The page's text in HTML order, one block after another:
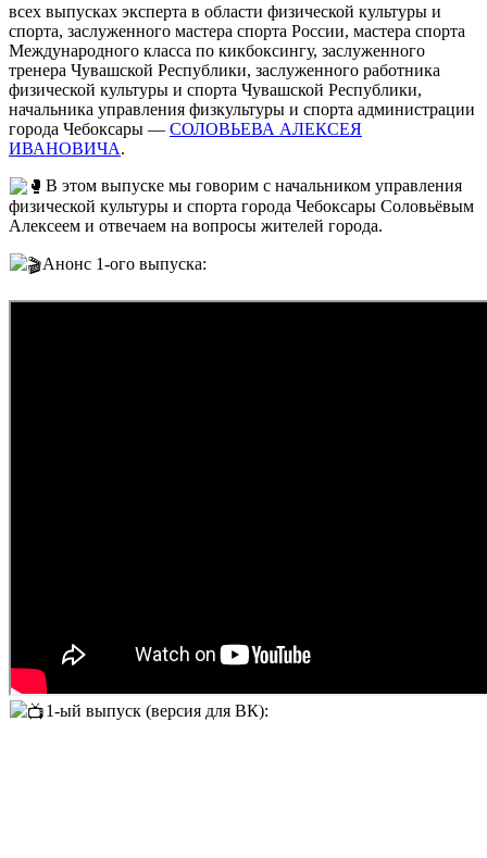
всех выпусках эксперта в области физической культуры и
спорта, заслуженного мастера спорта России, мастера спорта
Международного класса по кикбоксингу, заслуженного
тренера Чувашской Республики, заслуженного работника
физической культуры и спорта Чувашской Республики,
начальника управления физкультуры и спорта администрации
города Чебоксары — СОЛОВЬЕВА АЛЕКСЕЯ
ИВАНОВИЧА.
В этом выпуске мы говорим с начальником управления
физической культуры и спорта города Чебоксары Соловьёвым
Алексеем и отвечаем на вопросы жителей города.
Анонс 1-ого выпуска:
1-ый выпуск (версия для ВК):